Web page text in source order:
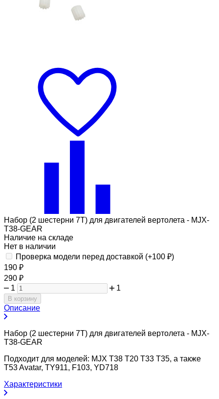
Набор (2 шестерни 7T) для двигателей вертолета - MJX-
T38-GEAR
Наличие на складе
Нет в наличии
Проверка модели перед доставкой (+100 ₽)
190 ₽
290 ₽
1
1
В корзину
Описание
Набор (2 шестерни 7T) для двигателей вертолета - MJX-
T38-GEAR
Подходит для моделей: MJX T38 T20 T33 T35, а также
T53 Avatar, TY911, F103, YD718
Характеристики